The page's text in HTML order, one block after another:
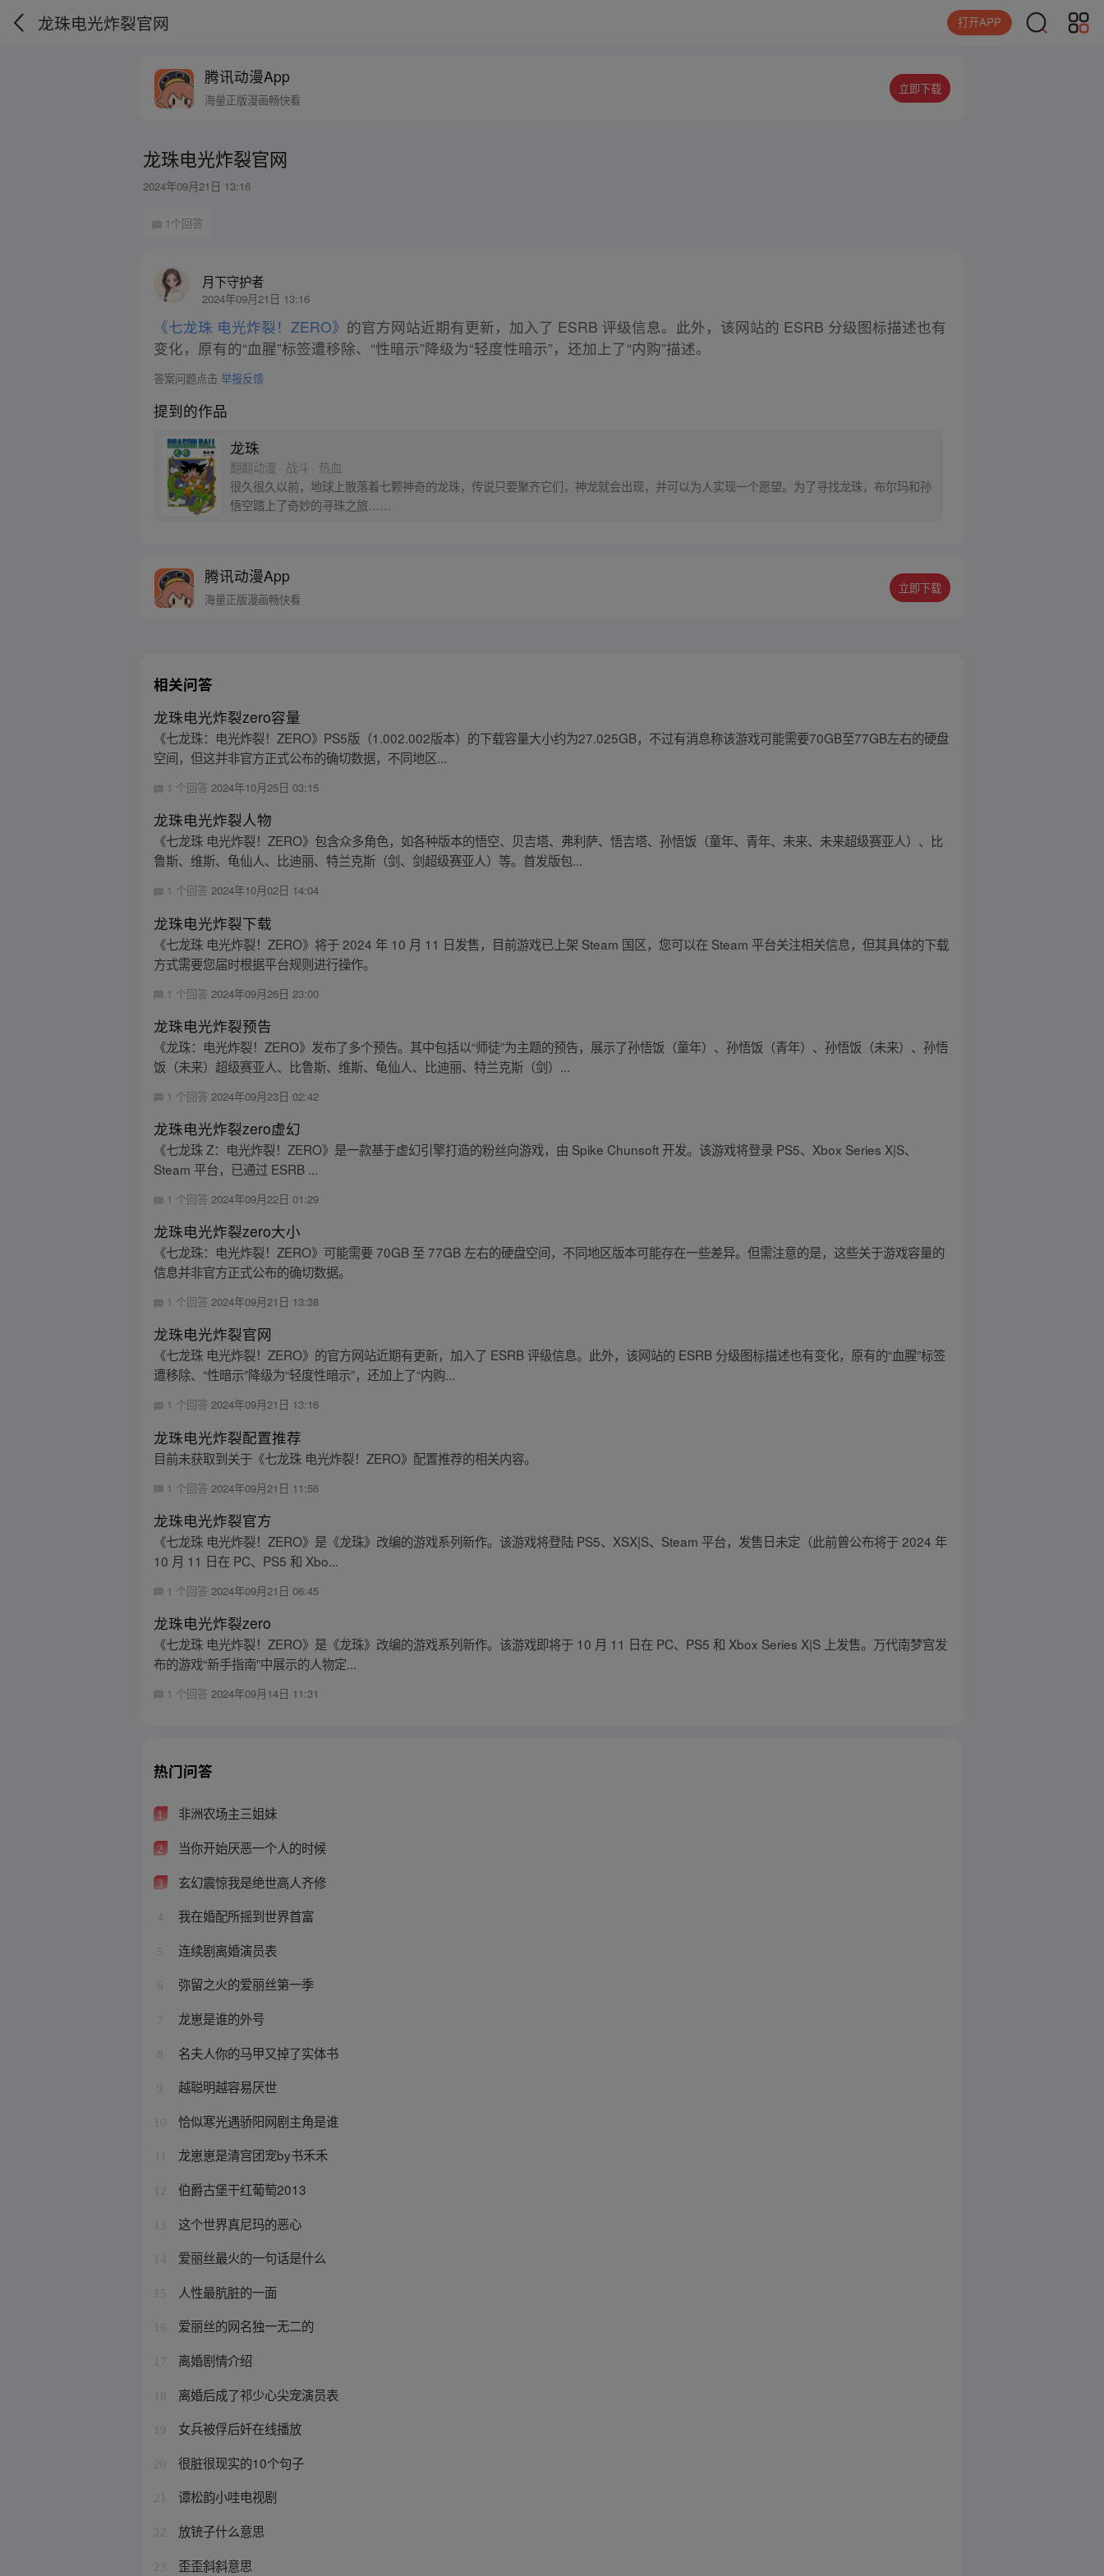
龙珠电光炸裂官网 打开APP
腾讯动漫App
海量正版漫画畅快看
立即下载
龙珠电光炸裂官网
2024年09月21日 13:16
1个回答
月下守护者
2024年09月21日 13:16
《七龙珠 电光炸裂！ZERO》 的官方网站近期有更新，加入了 ESRB 评级信息。此外，该网站的 ESRB 分级图标描述也有
变化，原有的“血腥”标签遭移除、“性暗示”降级为“轻度性暗示”，还加上了“内购”描述。
答案问题点击举报反馈
提到的作品
龙珠
翻翻动漫 · 战斗 · 热血
很久很久以前，地球上散落着七颗神奇的龙珠，传说只要聚齐它们，神龙就会出现，并可以为人实现一个愿望。为了寻找龙珠，布尔玛和孙
悟空踏上了奇妙的寻珠之旅……
腾讯动漫App
海量正版漫画畅快看
立即下载
相关问答
龙珠电光炸裂zero容量
《七龙珠：电光炸裂！ZERO》PS5版（1.002.002版本）的下载容量大小约为27.025GB，不过有消息称该游戏可能需要70GB至77GB左右的硬盘
空间，但这并非官方正式公布的确切数据，不同地区...
1 个回答2024年10月25日 03:15
龙珠电光炸裂人物
《七龙珠 电光炸裂！ZERO》包含众多角色，如各种版本的悟空、贝吉塔、弗利萨、悟吉塔、孙悟饭（童年、青年、未来、未来超级赛亚人）、比
鲁斯、维斯、龟仙人、比迪丽、特兰克斯（剑、剑超级赛亚人）等。首发版包...
1 个回答2024年10月02日 14:04
龙珠电光炸裂下载
《七龙珠 电光炸裂！ZERO》将于 2024 年 10 月 11 日发售，目前游戏已上架 Steam 国区，您可以在 Steam 平台关注相关信息，但其具体的下载
方式需要您届时根据平台规则进行操作。
1 个回答 2024年09月26日 23:00
龙珠电光炸裂预告
《龙珠：电光炸裂！ZERO》发布了多个预告。其中包括以“师徒”为主题的预告，展示了孙悟饭（童年）、孙悟饭（青年）、孙悟饭（未来）、孙悟
饭（未来）超级赛亚人、比鲁斯、维斯、龟仙人、比迪丽、特兰克斯（剑）...
1 个回答 2024年09月23日 02:42
龙珠电光炸裂zero虚幻
《七龙珠 Z：电光炸裂！ZERO》是一款基于虚幻引擎打造的粉丝向游戏，由 Spike Chunsoft 开发。该游戏将登录 PS5、Xbox Series X|S、
Steam 平台，已通过 ESRB ...
1 个回答2024年09月22日 01:29
龙珠电光炸裂zero大小
《七龙珠：电光炸裂！ZERO》可能需要 70GB 至 77GB 左右的硬盘空间，不同地区版本可能存在一些差异。但需注意的是，这些关于游戏容量的
信息并非官方正式公布的确切数据。
1 个回答2024年09月21日 13:38
龙珠电光炸裂官网
《七龙珠 电光炸裂！ZERO》的官方网站近期有更新，加入了 ESRB 评级信息。此外，该网站的 ESRB 分级图标描述也有变化，原有的“血腥”标签
遭移除、“性暗示”降级为“轻度性暗示”，还加上了“内购...
1 个回答2024年09月21日 13:16
龙珠电光炸裂配置推荐
目前未获取到关于《七龙珠 电光炸裂！ZERO》配置推荐的相关内容。
1 个回答 2024年09月21日 11:56
龙珠电光炸裂官方
《七龙珠 电光炸裂！ZERO》是《龙珠》改编的游戏系列新作。该游戏将登陆 PS5、XSX|S、Steam 平台，发售日未定（此前曾公布将于 2024 年
10 月 11 日在 PC、PS5 和 Xbo...
1 个回答 2024年09月21日 06:45
龙珠电光炸裂zero
《七龙珠 电光炸裂！ZERO》是《龙珠》改编的游戏系列新作。该游戏即将于 10 月 11 日在 PC、PS5 和 Xbox Series X|S 上发售。万代南梦宫发
布的游戏“新手指南”中展示的人物定...
1 个回答2024年09月14日 11:31
热门问答
1 非洲农场主三姐妹
2 当你开始厌恶一个人的时候
3 玄幻震惊我是绝世高人齐修
4 我在婚配所摇到世界首富
5 连续剧离婚演员表
6 弥留之火的爱丽丝第一季
7 龙崽是谁的外号
8 名夫人你的马甲又掉了实体书
9 越聪明越容易厌世
10 恰似寒光遇骄阳网剧主角是谁
龙崽崽是清宫团宠by书禾禾
12 伯爵古堡干红葡萄2013
13 这个世界真尼玛的恶心
14 爱丽丝最火的一句话是什么
15 人性最肮脏的一面
16 爱丽丝的网名独一无二的
17 离婚剧情介绍
18 离婚后成了祁少心尖宠演员表
19 女兵被俘后奷在线播放
20 很脏很现实的10个句子
21 谭松韵小哇电视剧
22 放铳子什么意思
23 歪歪斜斜意思